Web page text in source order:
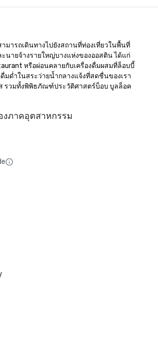
มารถเดินทางไปยังสถานที่ท่องเที่ยวในพื้นที่
ะนายจ้างรายใหญ่บางแห่งของออสติน ได้แก่
หรือผ่อนคลายกับเครื่องดื่มผสมที่ล็อบบี้
มด่ำในสระว่ายน้ำกลางแจ้งที่สดชื่นของเรา
รวมทั้งพิพิธภัณฑ์ประวัติศาสตร์บ็อบ บูลล็อค
ภาคอุตสาหกรรม